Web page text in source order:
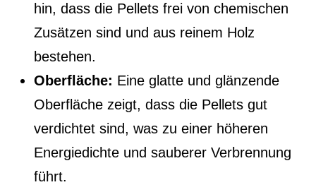
hin, dass die Pellets frei von chemischen
Zusätzen sind und aus reinem Holz
bestehen.
Oberfläche: Eine glatte und glänzende
Oberfläche zeigt, dass die Pellets gut
verdichtet sind, was zu einer höheren
Energiedichte und sauberer Verbrennung
führt.